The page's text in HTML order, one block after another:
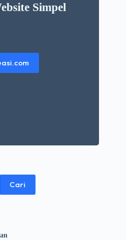
Simpel
Cari